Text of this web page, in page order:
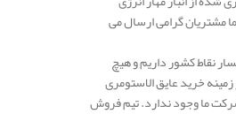
مشتریان گرامی ارسال می
نقاط کشور داریم و هیچ
خرید عایق الاستومری
ما وجود ندارد. تیم فروش